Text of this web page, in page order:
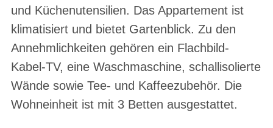
und Küchenutensilien. Das Appartement ist
klimatisiert und bietet Gartenblick. Zu den
Annehmlichkeiten gehören ein Flachbild-
Kabel-TV, eine Waschmaschine, schallisolierte
Wände sowie Tee- und Kaffeezubehör. Die
Wohneinheit ist mit 3 Betten ausgestattet.